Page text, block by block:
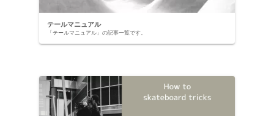
テールマニュアル
「テールマニュアル」の記事一覧です。